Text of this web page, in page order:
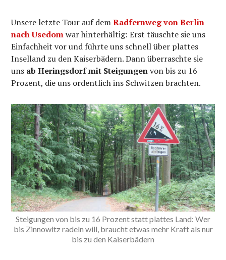
Unsere letzte Tour auf demRadfernweg von Berlin
nach Usedomwar hinterhältig: Erst täuschte sie uns
Einfachheit vor und führte uns schnell über plattes
Inselland zu den Kaiserbädern. Dann überraschte sie
uns ab Heringsdorf mit Steigungenvon bis zu 16
Prozent, die uns ordentlich ins Schwitzen brachten.
Steigungen von bis zu 16 Prozent statt plattes Land: Wer
bis Zinnowitz radeln will, braucht etwas mehr Kraft als nur
bis zu den Kaiserbädern